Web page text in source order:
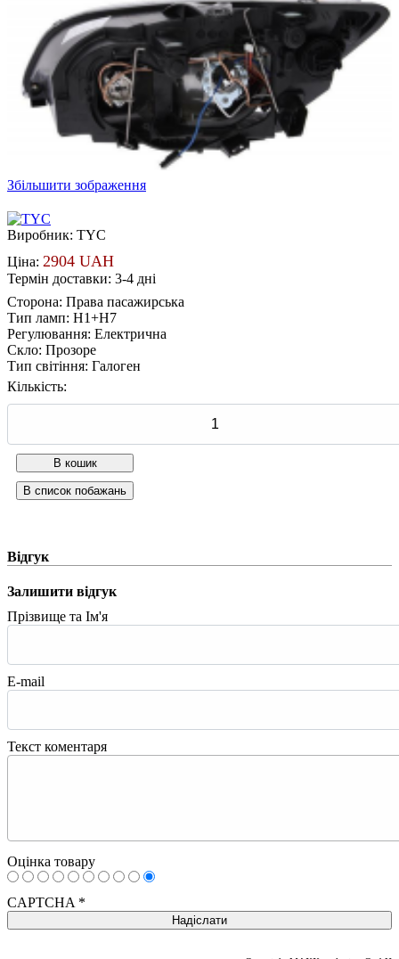
Збільшити зображення
Виробник: TYC
Ціна: 2904 UAH
Термін доставки: 3-4 дні
Сторона: Права пасажирська
Тип ламп: H1+H7
Регулювання: Електрична
Скло: Прозоре
Тип світіння: Галоген
Кількість:
Відгук
Залишити відгук
Прізвище та Ім'я
E-mail
Текст коментаря
Оцінка товару
CAPTCHA *